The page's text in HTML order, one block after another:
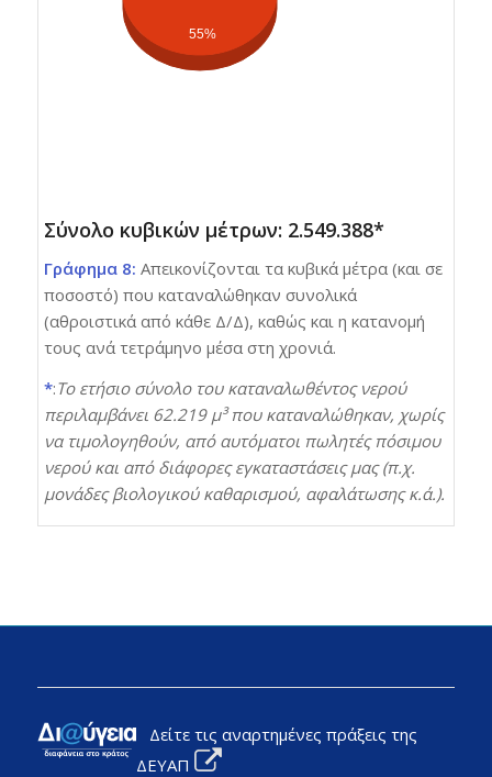
55%
Σύνολο κυβικών μέτρων: 2.549.388*
Γράφημα 8: Απεικονίζονται τα κυβικά μέτρα (και σε
ποσοστό) που καταναλώθηκαν συνολικά
(αθροιστικά από κάθε Δ/Δ), καθώς και η κατανομή
τους ανά τετράμηνο μέσα στη χρονιά.
*:Το ετήσιο σύνολο του καταναλωθέντος νερού
περιλαμβάνει 62.219 μ³ που καταναλώθηκαν, χωρίς
να τιμολογηθούν, από αυτόματοι πωλητές πόσιμου
νερού και από διάφορες εγκαταστάσεις μας (π.χ.
μονάδες βιολογικού καθαρισμού, αφαλάτωσης κ.ά.).
Δείτε τις αναρτημένες πράξεις της
ΔΕΥΑΠ